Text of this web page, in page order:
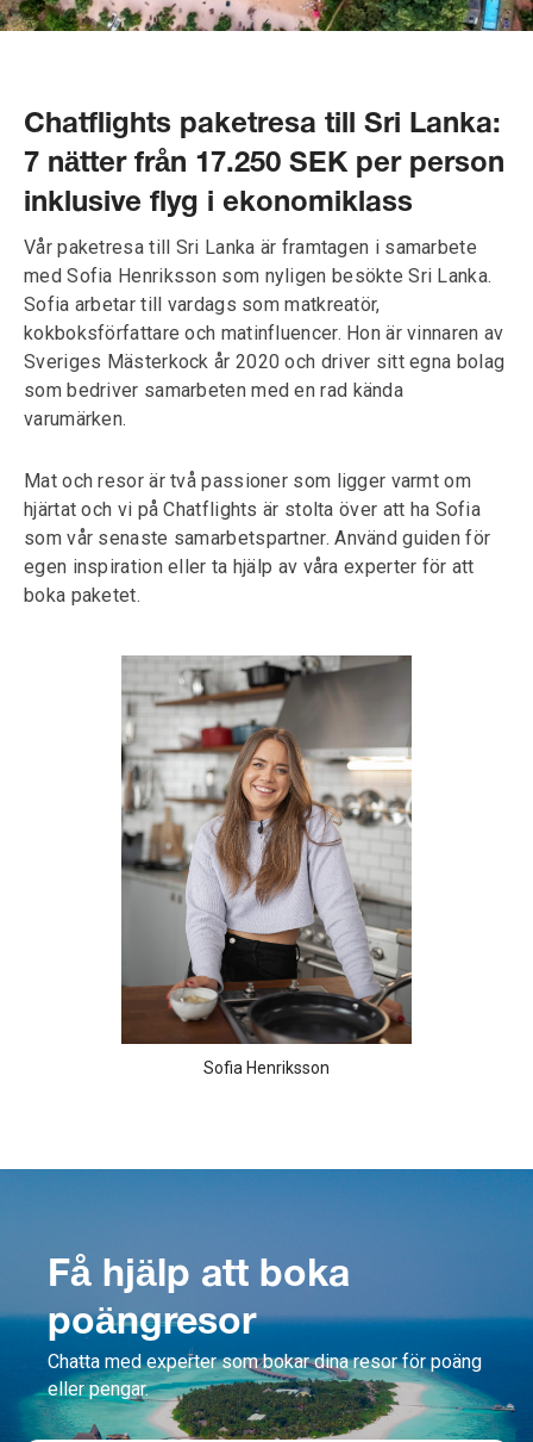
Chatflights paketresa till Sri Lanka:
7 nätter från 17.250 SEK per person
inklusive flyg i ekonomiklass
Vår paketresa till Sri Lanka är framtagen i samarbete
med Sofia Henriksson som nyligen besökte Sri Lanka.
Sofia arbetar till vardags som matkreatör,
kokboksförfattare och matinfluencer. Hon är vinnaren av
Sveriges Mästerkock år 2020 och driver sitt egna bolag
som bedriver samarbeten med en rad kända
varumärken.
Mat och resor är två passioner som ligger varmt om
hjärtat och vi på Chatflights är stolta över att ha Sofia
som vår senaste samarbetspartner. Använd guiden för
egen inspiration eller ta hjälp av våra experter för att
boka paketet.
Sofia Henriksson
Få hjälp att boka
poängresor
Chatta med experter som bokar dina resor för poäng
eller pengar.